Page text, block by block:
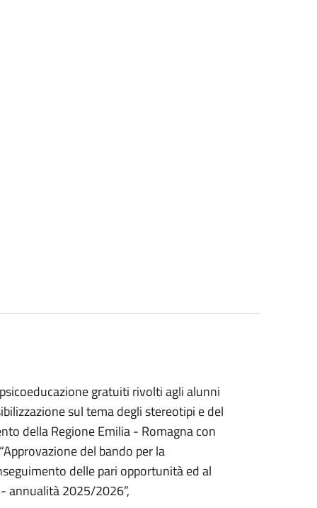
gratuiti rivolti agli alunni
sul tema degli stereotipi e del
della Regione Emilia - Romagna con
del bando per la
delle pari opportunità ed al
annualità 2025/2026”,